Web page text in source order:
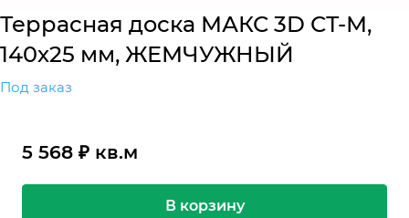
Террасная доска МАКС 3D СТ-М,
140х25 мм, ЖЕМЧУЖНЫЙ
Под заказ
5 568 ₽ кв.м
В корзину